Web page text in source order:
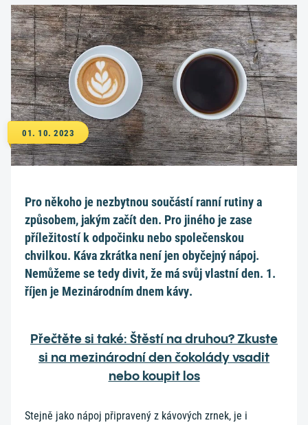
01. 10. 2023
Pro někoho je nezbytnou součástí ranní rutiny a
způsobem, jakým začít den. Pro jiného je zase
příležitostí k odpočinku nebo společenskou
chvilkou. Káva zkrátka není jen obyčejný nápoj.
Nemůžeme se tedy divit, že má svůj vlastní den. 1.
říjen je Mezinárodním dnem kávy.
Přečtěte si také: Štěstí na druhou? Zkuste
si na mezinárodní den čokolády vsadit
nebo koupit los
Stejně jako nápoj připravený z kávových zrnek, je i